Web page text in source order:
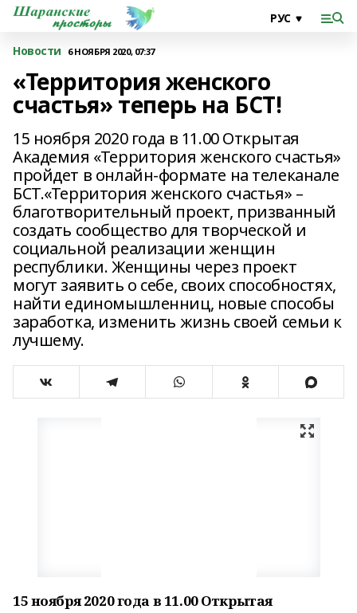
Новости 6 НОЯБРЯ 2020, 07:37
«Территория женского
счастья» теперь на БСТ!
15 ноября 2020 года в 11.00 Открытая
Академия «Территория женского счастья»
пройдет в онлайн-формате на телеканале
БСТ.«Территория женского счастья» –
благотворительный проект, призванный
создать сообщество для творческой и
социальной реализации женщин
республики. Женщины через проект
могут заявить о себе, своих способностях,
найти единомышленниц, новые способы
заработка, изменить жизнь своей семьи к
лучшему.
15 ноября 2020 года в 11.00 Открытая